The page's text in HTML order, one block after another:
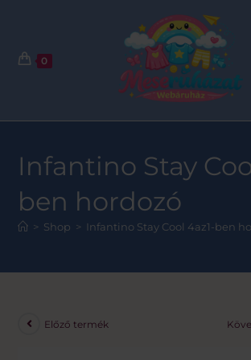
0
Infantino Stay
ben hordozó
> Shop > Infantino Stay Cool 4az1-ben
Előző termék